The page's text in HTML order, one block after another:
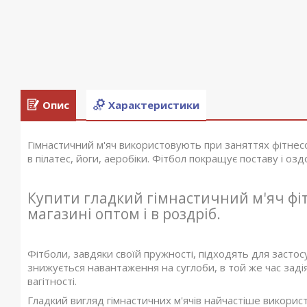
Опис Характеристики
Гімнастичний м'яч використовують при заняттях
в пілатес, йоги, аеробіки. Фітбол покращує поставу і
Купити гладкий гімнастичний м'яч
магазині оптом і в роздріб.
Фітболи, завдяки своїй пружності, підходять для
знижується навантаження на суглоби, в той же час
вагітності.
Гладкий вигляд гімнастичних м'ячів найчастіше